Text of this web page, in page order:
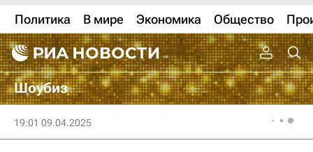
Политика В мире Экономика Общество
Шоубиз
19:01 09.04.2025